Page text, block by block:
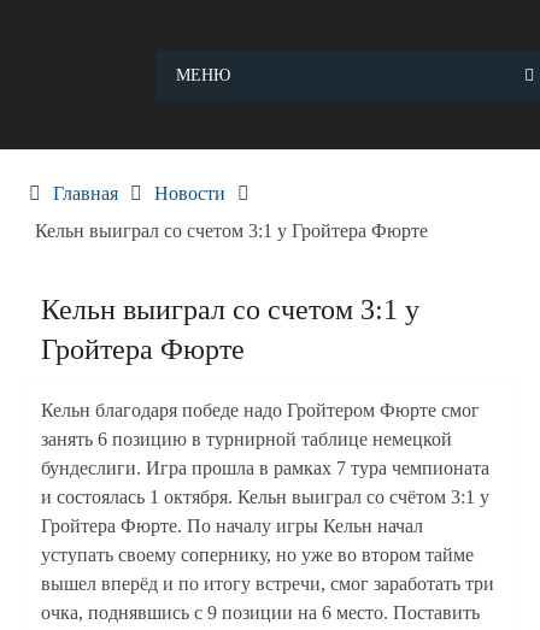
МЕНЮ
Главная
Новости
Кельн выиграл со счетом 3:1 у Гройтера Фюрте
Кельн выиграл со счетом 3:1 у
Гройтера Фюрте
Кельн благодаря победе надо Гройтером Фюрте смог
занять 6 позицию в турнирной таблице немецкой
бундеслиги. Игра прошла в рамках 7 тура чемпионата
и состоялась 1 октября. Кельн выиграл со счётом 3:1 у
Гройтера Фюрте. По началу игры Кельн начал
уступать своему сопернику, но уже во втором тайме
вышел вперёд и по итогу встречи, смог заработать три
очка, поднявшись с 9 позиции на 6 место. Поставить